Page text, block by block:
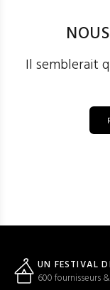
Il semblerait
UN FESTIVAL
600 fournisseurs